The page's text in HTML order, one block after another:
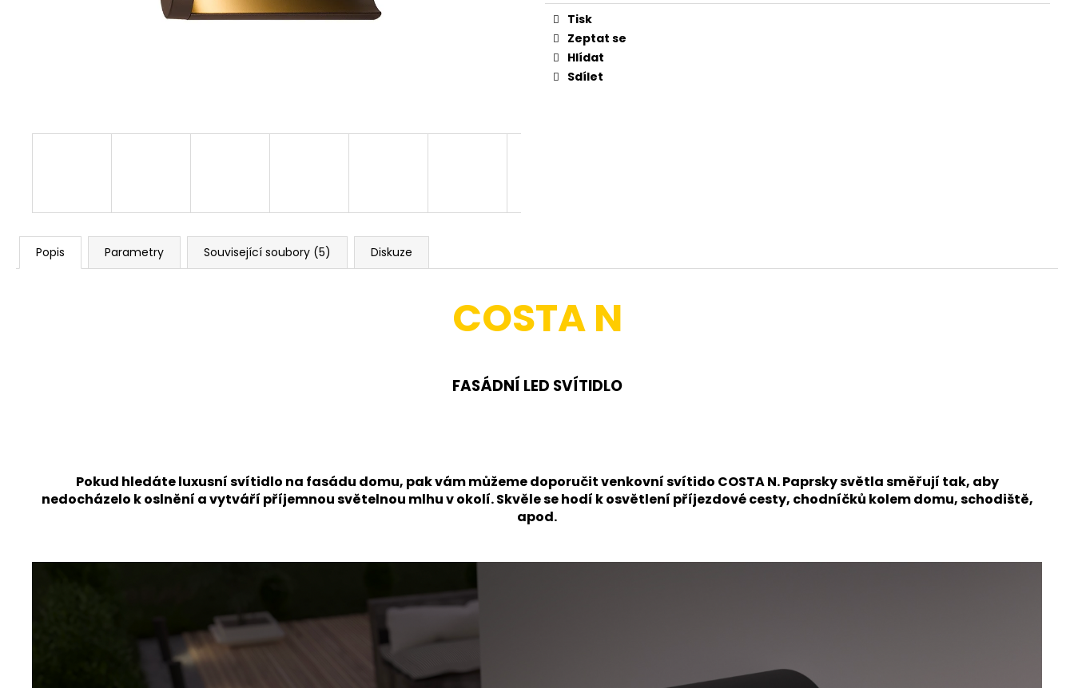
cena:
Tisk
Zeptat se
Hlídat
Sdílet
Popis Parametry Související soubory (5) Diskuze
COSTA N
FASÁDNÍ LED SVÍTIDLO
Pokud hledáte luxusní svítidlo na fasádu domu, pak vám můžeme doporučit venkovní svítido COSTA N.Paprsky světla směřují tak, aby
nedocházelo k oslnění a vytváří příjemnou světelnou mlhu v okolí. Skvěle se hodí k osvětlení příjezdové cesty, chodníčků kolem domu, schodiště,
apod.
SVORKOVNICÍ TUYA WIFI, ČERNÁ
330 Kč